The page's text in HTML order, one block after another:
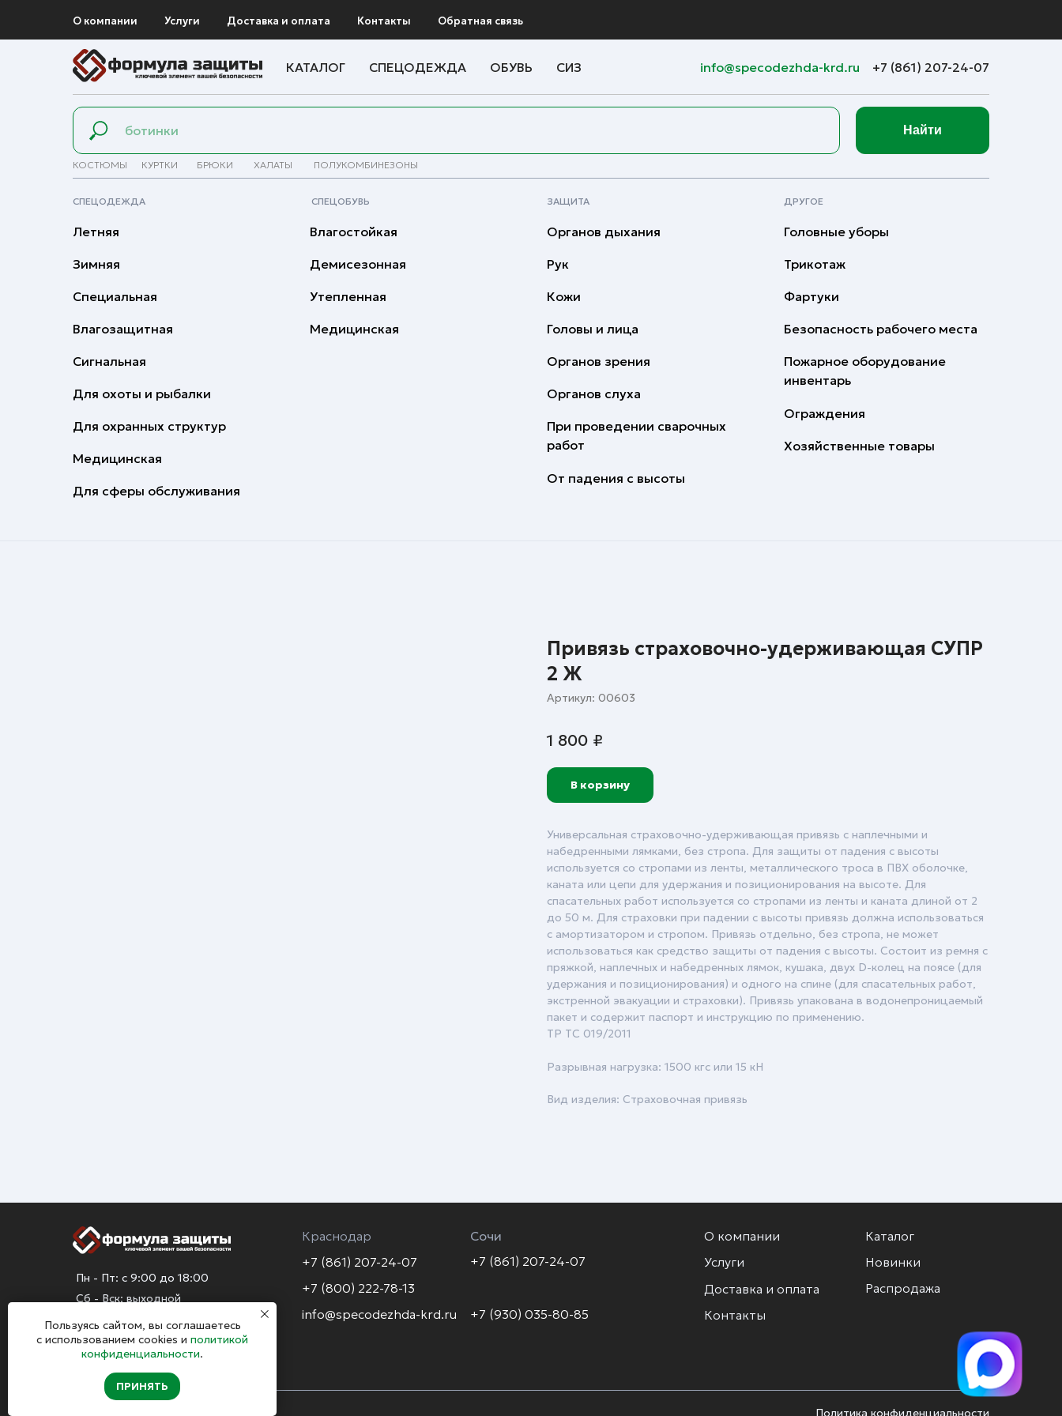
О компании Услуги Доставка и оплата Контакты Обратная связь
КАТАЛОГ СПЕЦОДЕЖДА ОБУВЬ СИЗ info@specodezhda-krd.ru +7 (861) 207-24-07
Найти
ПОЛУКОМБИНЕЗОНЫ
ХАЛАТЫ
БРЮКИ
КОСТЮМЫ КУРТКИ
Летняя
Для охранных структур
Влагостойкая Органов дыхания
Зимняя
Головные уборы
Медицинская
Рук
Специальная
Трикотаж
Головы и лица
Кожи
Влагозащитная
Фартуки
Органов зрения
Безопасность рабочего места
Сигнальная
Для охоты и рыбалки
При проведении сварочных
работ
Пожарное оборудование
инвентарь
Медицинская
Демисезонная
Органов слуха
Ограждения
Для сферы обслуживания
Утепленная
От падения с высоты
Хозяйственные товары
СПЕЦОДЕЖДА СПЕЦОБУВЬ ЗАЩИТА ДРУГОЕ
Привязь страховочно-удерживающая СУПР
2 Ж
Артикул: 00603
1 800 ₽
В корзину
Универсальная страховочно-удерживающая привязь с наплечными и
набедренными лямками, без стропа. Для защиты от падения с высоты
используется со стропами из ленты, металлического троса в ПВХ оболочке,
каната или цепи для удержания и позиционирования на высоте. Для
спасательных работ используется со стропами из ленты и каната длиной от 2
до 50 м. Для страховки при падении с высоты привязь должна использоваться
с амортизатором и стропом. Привязь отдельно, без стропа, не может
использоваться как средство защиты от падения с высоты. Состоит из ремня с
пряжкой, наплечных и набедренных лямок, кушака, двух D-колец на поясе (для
удержания и позиционирования) и одного на спине (для спасательных работ,
экстренной эвакуации и страховки). Привязь упакована в водонепроницаемый
пакет и содержит паспорт и инструкцию по применению.
ТР ТС 019/2011
Разрывная нагрузка: 1500 кгс или 15 кН
Вид изделия: Страховочная привязь
Пользуясь сайтом, вы соглашаетесь
с использованием cookies и политикой
конфиденциальности.
ПРИНЯТЬ
Краснодар
Сочи
+7 (861) 207-24-07
+7 (861) 207-24-07
+7 (800) 222-78-13
+7 (930) 035-80-85
info@specodezhda-krd.ru
Пн - Пт: с 9:00 до 18:00
Сб - Вск: выходной
О компании
Услуги
Политика конфиденциальности
Доставка и оплата
Контакты
Каталог
Новинки
Распродажа